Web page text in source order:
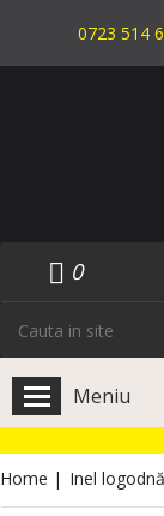
0723 514
0
Meniu
Home | Inel